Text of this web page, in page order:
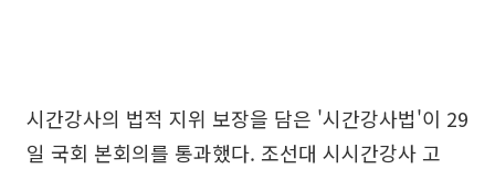
시간강사의 법적 지위 보장을 담은 '시간강사법'이 29
일 국회 본회의를 통과했다. 조선대 시시간강사 고